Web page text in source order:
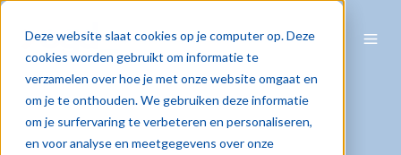
Deze website slaat cookies op je computer op. Deze
cookies worden gebruikt om informatie te
verzamelen over hoe je met onze website omgaat en
om je te onthouden. We gebruiken deze informatie
om je surfervaring te verbeteren en personaliseren,
en voor analyse en meetgegevens over onze